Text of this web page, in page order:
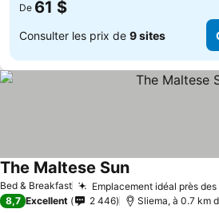
De 61 $
Consulter les prix de 9 sites
Bed & Breakfast Emplacement idéal près
The Maltese Sun
8,7 Excellent 2 446 Sliema, à 0.7 km